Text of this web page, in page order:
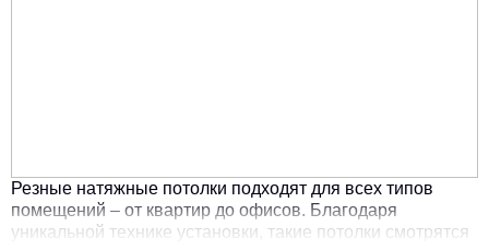
Резные натяжные потолки подходят для всех типов
помещений – от квартир до офисов. Благодаря
уникальной технике установки, такие потолки смотрятся